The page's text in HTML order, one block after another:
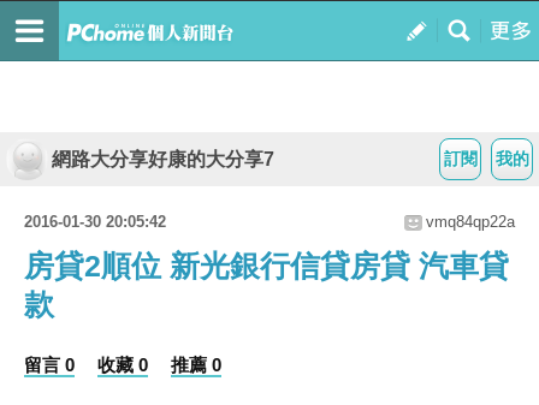
我的
訂閱
網路大分享好康的大分享7
2016-01-30 20:05:42 vmq84qp22a
房貸2順位 新光銀行信貸房貸 汽車貸
款
留言 0 收藏 0 推薦 0